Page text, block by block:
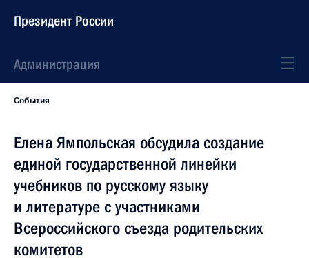
Президент России
Администрация
События
Елена Ямпольская обсудила создание
единой государственной линейки
учебников по русскому языку
и литературе с участниками
Всероссийского съезда родительских
комитетов